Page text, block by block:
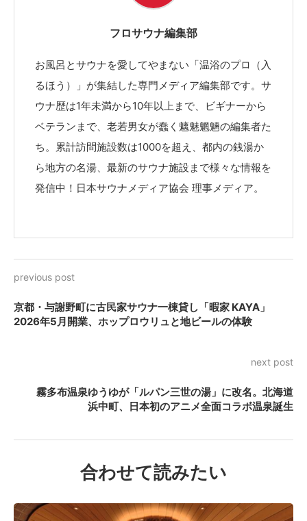
フロサウナ編集部
お風呂とサウナを愛してやまない「温浴のプロ（入
るほう）」が集結した専門メディア編集部です。サ
ウナ歴は1年未満から10年以上まで、ビギナーから
ベテランまで、老若男女が蠢く魑魅魍魎の編集者た
ち。累計訪問施設数は1000を超え、都内の銭湯か
ら地方の名湯、最新のサウナ施設まで様々な情報を
発信中！日本サウナメディア協会 理事メディア。
previous post
京都・与謝野町に古民家サウナ一棟貸し「暇家 KAYA」
2026年5月開業、ホップロウリュと地ビールの体験
next post
霧多布温泉ゆうゆが「ルパン三世の湯」に改名。北海道
浜中町、日本初のアニメ全面コラボ温泉誕生
合わせて読みたい